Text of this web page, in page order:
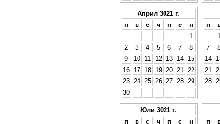
Април 3021 г.
п
в с ч п с
н
1
2
3 4 5 6 7
8
9
10 11 12 13 14
15
16
17 18 19 20 21
22
23
24 25 26 27 28
29
30
п
1
7
8
14
21
28
Юли 3021 г.
п
в с ч п с
н
п